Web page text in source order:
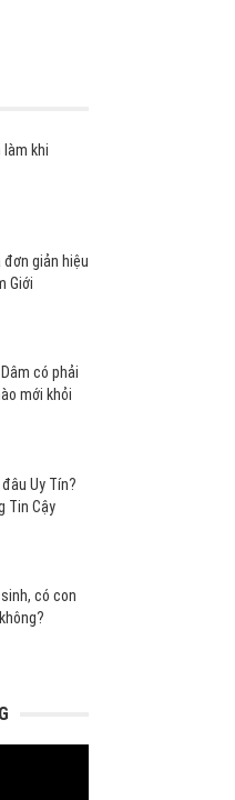
khi
đơn giản hiệu
Giới
có phải
mới khỏi
Uy Tín?
Tin Cậy
có con